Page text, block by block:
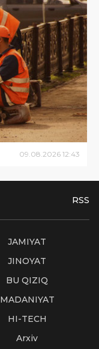
09.08.2026 12:43
RSS
JAMIYAT
JINOYAT
BU QIZIQ
MADANIYAT
HI-TECH
Arxiv